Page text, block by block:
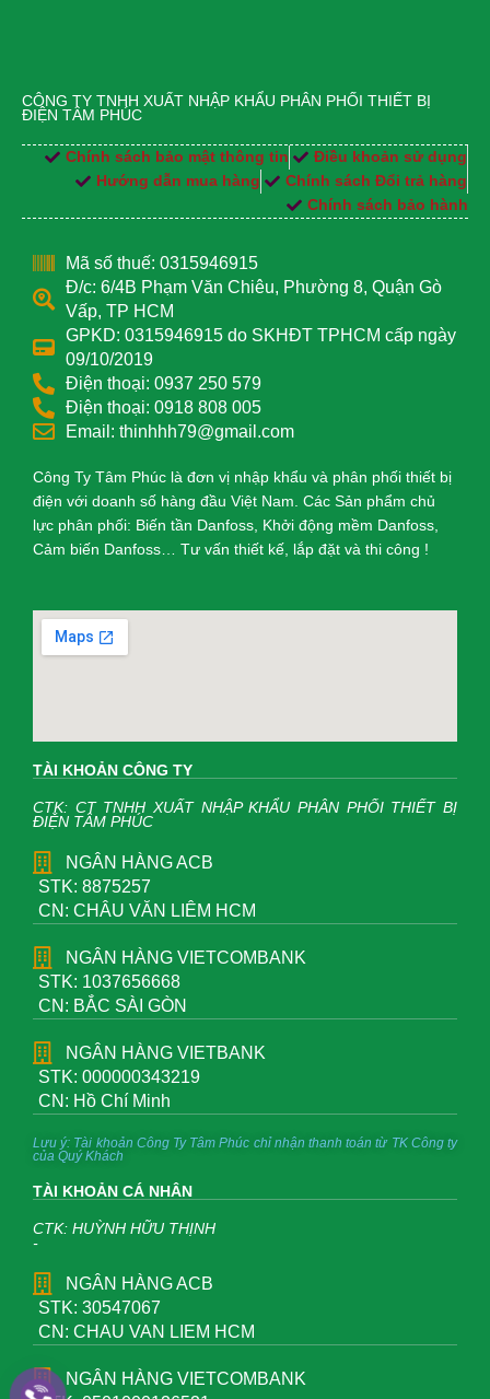
CÔNG TY TNHH XUẤT NHẬP KHẨU PHÂN PHỐI THIẾT BỊ
ĐIỆN TÂM PHÚC
Chính sách bảo mật thông tin
Điều khoản sử dụng
Hướng dẫn mua hàng
Chính sách Đổi trả hàng
Chính sách bảo hành
Mã số thuế: 0315946915
Đ/c: 6/4B Phạm Văn Chiêu, Phường 8, Quận Gò
Vấp, TP HCM
GPKD: 0315946915 do SKHĐT TPHCM cấp ngày
09/10/2019
Điện thoại: 0937 250 579
Điện thoại: 0918 808 005
Email: thinhhh79@gmail.com
Công Ty Tâm Phúc là đơn vị nhập khẩu và phân phối thiết bị
điện với doanh số hàng đầu Việt Nam. Các Sản phẩm chủ
lực phân phối: Biến tần Danfoss, Khởi động mềm Danfoss,
Cảm biến Danfoss… Tư vấn thiết kế, lắp đặt và thi công !
TÀI KHOẢN CÔNG TY
CTK: CT TNHH XUẤT NHẬP KHẨU PHÂN PHỐI THIẾT BỊ
ĐIỆN TÂM PHÚC
NGÂN HÀNG ACB
STK: 8875257
CN: CHÂU VĂN LIÊM HCM
NGÂN HÀNG VIETCOMBANK
STK: 1037656668
CN: BẮC SÀI GÒN
NGÂN HÀNG VIETBANK
STK: 000000343219
CN: Hồ Chí Minh
Lưu ý: Tài khoản Công Ty Tâm Phúc chỉ nhận thanh toán từ TK Công ty
của Quý Khách
TÀI KHOẢN CÁ NHÂN
CTK: HUỲNH HỮU THỊNH
-
NGÂN HÀNG ACB
STK: 30547067
CN: CHAU VAN LIEM HCM
NGÂN HÀNG VIETCOMBANK